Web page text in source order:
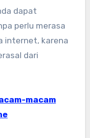
dapat
perlu merasa
internet, karena
dari
macam